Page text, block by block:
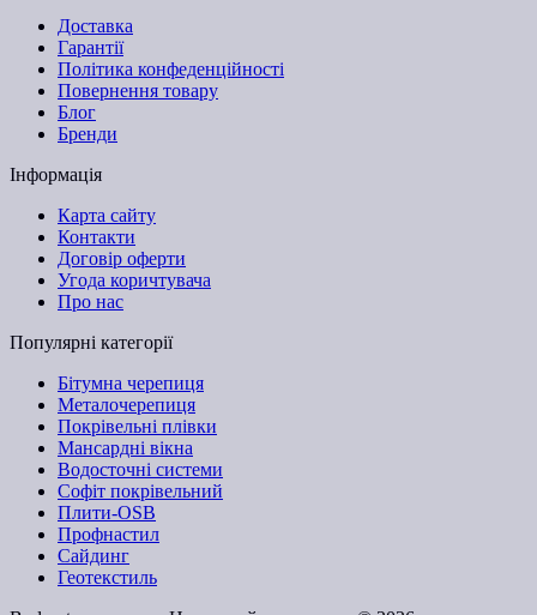
Доставка
Гарантії
Політика конфеденційності
Повернення товару
Блог
Бренди
Інформація
Карта сайту
Контакти
Договір оферти
Угода коричтувача
Про нас
Популярні категорії
Бітумна черепиця
Металочерепиця
Покрівельні плівки
Мансардні вікна
Водосточні системи
Софіт покрівельний
Плити-OSB
Профнастил
Сайдинг
Геотекстиль